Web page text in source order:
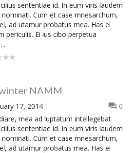
sententiae id. In eum viris laudem
Cum et case mnesarchum,
ad utamur probatus mea. Has ei
periculis. Ei ius cibo perpetua
NAMM
17, 2014
0
mea ad luptatum intellegebat.
sententiae id. In eum viris laudem
Cum et case mnesarchum,
ad utamur probatus mea. Has ei